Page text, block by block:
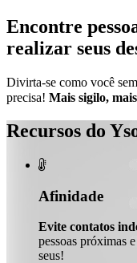
Encontre
realizar seus
Divirta-se como você
precisa! Mais sigilo,
Recursos do

Afinidade
Evite contatos
pessoas próximas
seus!